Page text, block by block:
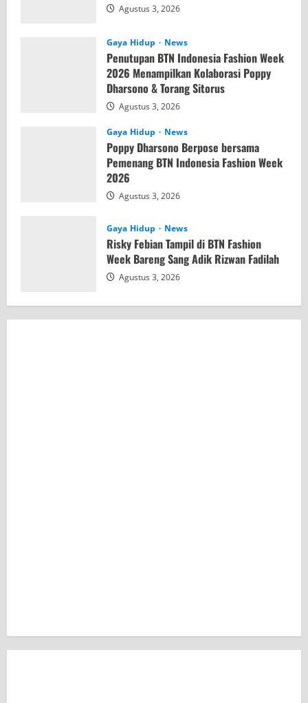
Agustus 3, 2026
Gaya Hidup News
Penutupan BTN Indonesia Fashion Week
2026 Menampilkan Kolaborasi Poppy
Dharsono & Torang Sitorus
Agustus 3, 2026
Gaya Hidup News
Poppy Dharsono Berpose bersama
Pemenang BTN Indonesia Fashion Week
2026
Agustus 3, 2026
Gaya Hidup News
Risky Febian Tampil di BTN Fashion
Week Bareng Sang Adik Rizwan Fadilah
Agustus 3, 2026